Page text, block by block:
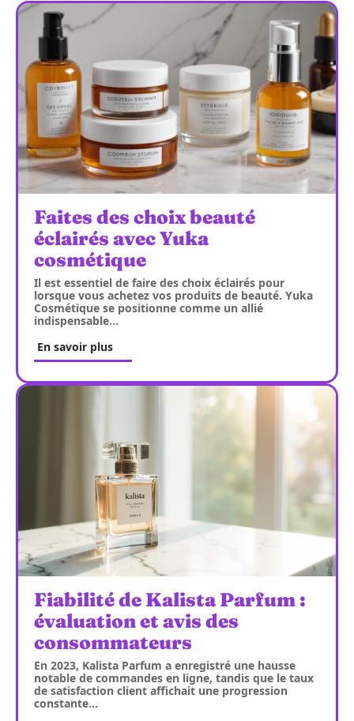
Faites des choix beauté
éclairés avec Yuka
cosmétique
Il est essentiel de faire des choix éclairés pour
lorsque vous achetez vos produits de beauté. Yuka
Cosmétique se positionne comme un allié
indispensable…
En savoir plus
Fiabilité de Kalista Parfum :
évaluation et avis des
consommateurs
En 2023, Kalista Parfum a enregistré une hausse
notable de commandes en ligne, tandis que le taux
de satisfaction client affichait une progression
constante…